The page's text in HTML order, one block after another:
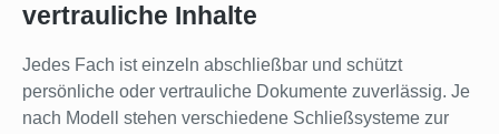
vertrauliche Inhalte
Jedes Fach ist einzeln abschließbar und schützt
persönliche oder vertrauliche Dokumente zuverlässig. Je
nach Modell stehen verschiedene Schließsysteme zur